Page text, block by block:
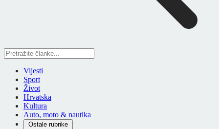
Vijesti
Sport
Život
Hrvatska
Kultura
Auto, moto & nautika
Ostale rubrike